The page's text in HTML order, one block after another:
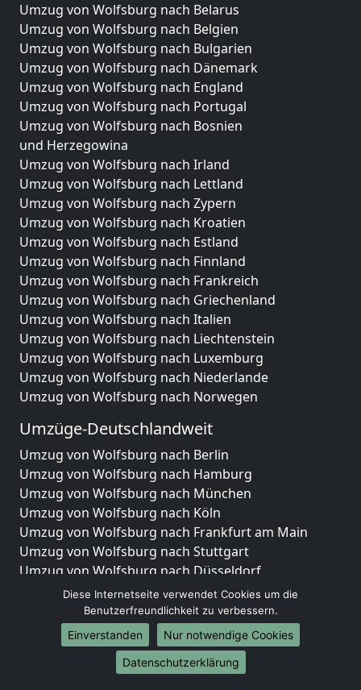
Umzug von Wolfsburg nach Belarus
Umzug von Wolfsburg nach Belgien
Umzug von Wolfsburg nach Bulgarien
Umzug von Wolfsburg nach Dänemark
Umzug von Wolfsburg nach England
Umzug von Wolfsburg nach Portugal
Umzug von Wolfsburg nach Bosnien
und Herzegowina
Umzug von Wolfsburg nach Irland
Umzug von Wolfsburg nach Lettland
Umzug von Wolfsburg nach Zypern
Umzug von Wolfsburg nach Kroatien
Umzug von Wolfsburg nach Estland
Umzug von Wolfsburg nach Finnland
Umzug von Wolfsburg nach Frankreich
Umzug von Wolfsburg nach Griechenland
Umzug von Wolfsburg nach Italien
Umzug von Wolfsburg nach Liechtenstein
Umzug von Wolfsburg nach Luxemburg
Umzug von Wolfsburg nach Niederlande
Umzug von Wolfsburg nach Norwegen
Umzüge-Deutschlandweit
Umzug von Wolfsburg nach Berlin
Umzug von Wolfsburg nach Hamburg
Umzug von Wolfsburg nach München
Umzug von Wolfsburg nach Köln
Umzug von Wolfsburg nach Frankfurt am Main
Umzug von Wolfsburg nach Stuttgart
Umzug von Wolfsburg nach Düsseldorf
Umzug von Wolfsburg nach Leipzig
Umzug von Wolfsburg nach Dortmund
Umzug von Wolfsburg nach Essen
Umzug von Wolfsburg nach Bremen
Umzug von Wolfsburg nach Dresden
Diese Internetseite verwendet Cookies um die
Benutzerfreundlichkeit zu verbessern.
Einverstanden
Nur notwendige Cookies
Datenschutzerklärung